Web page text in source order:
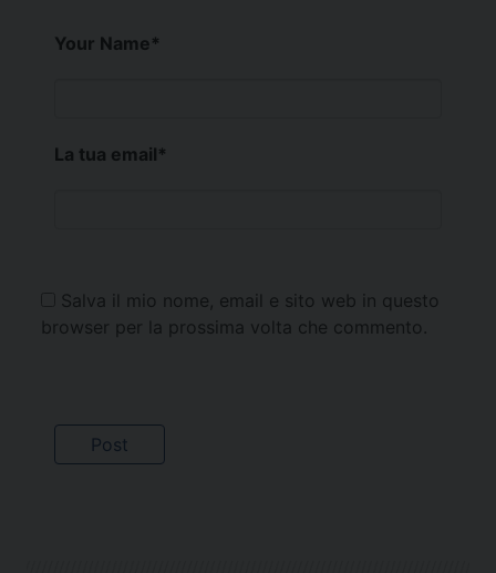
Your Name*
La tua email*
Salva il mio nome, email e sito web in questo
browser per la prossima volta che commento.